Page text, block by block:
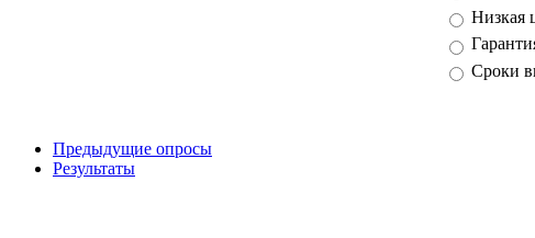
Низкая
Сроки
Предыдущие опросы
Результаты